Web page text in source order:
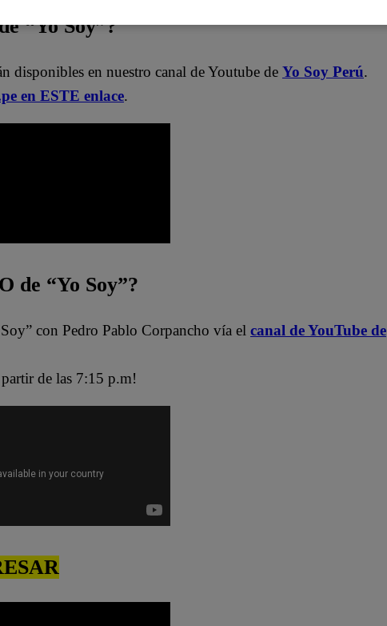
“Yo Soy”?
disponibles en nuestro canal de Youtube de Yo Soy Perú.
en ESTE enlace.
de “Yo Soy”?
con Pedro Pablo Corpancho vía el canal de YouTube de
de las 7:15 p.m!